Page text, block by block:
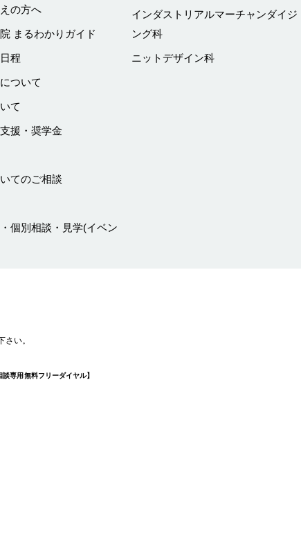
の方へ
まるわかりガイド
程
ついて
て
援・奨学金
てのご相談
個別相談・見学(イベン
インダストリアルマーチャンダイジ
ング科
ニットデザイン科
い。
談専用 無料フリーダイヤル】